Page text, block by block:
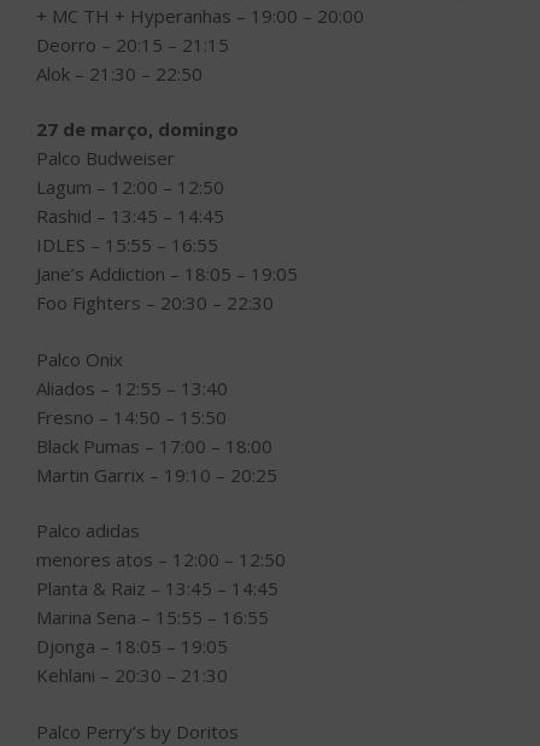
+ MC TH + Hyperanhas – 19:00 – 20:00
Deorro – 20:15 – 21:15
Alok – 21:30 – 22:50
27 de março, domingo
Palco Budweiser
Lagum – 12:00 – 12:50
Rashid – 13:45 – 14:45
IDLES – 15:55 – 16:55
Jane’s Addiction – 18:05 – 19:05
Foo Fighters – 20:30 – 22:30
Palco Onix
Aliados – 12:55 – 13:40
Fresno – 14:50 – 15:50
Black Pumas – 17:00 – 18:00
Martin Garrix – 19:10 – 20:25
Palco adidas
menores atos – 12:00 – 12:50
Planta & Raiz – 13:45 – 14:45
Marina Sena – 15:55 – 16:55
Djonga – 18:05 – 19:05
Kehlani – 20:30 – 21:30
Palco Perry’s by Doritos